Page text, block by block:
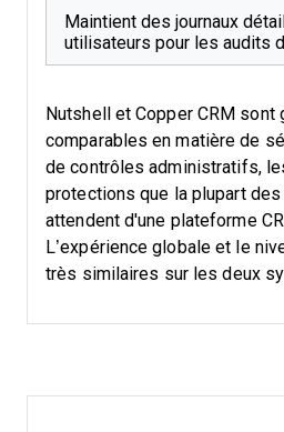
Maintient des journaux
utilisateurs pour les audits
Nutshell et Copper CRM sont
comparables en matière de
de contrôles administratifs,
protections que la plupart
attendent d'une plateforme
L’expérience globale et le
très similaires sur les deux